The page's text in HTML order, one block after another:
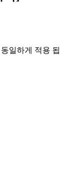
일하게 적용 됩